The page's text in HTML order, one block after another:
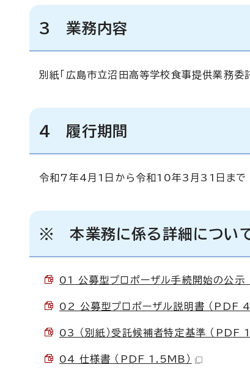
3 業務内容
別紙「広島市立沼田高等学校食事提供業務委
4 履行期間
令和7年4月1日から令和10年3月31日まで
※ 本業務に係る詳細について
01 公募型プロポーザル手続開始の公
02 公募型プロポーザル説明書 （PDF
03 （別紙）受託候補者特定基準 （PDF
04 仕様書 （PDF 1.5MB）